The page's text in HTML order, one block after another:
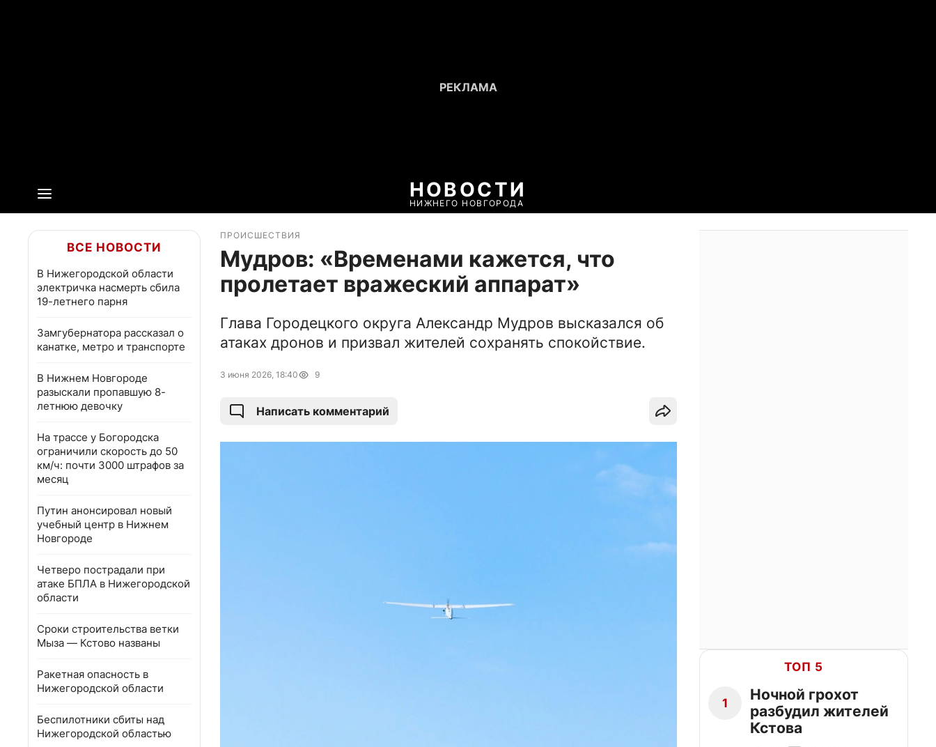
НОВОСТИ
НИЖНЕГО НОВГОРОДА
ВСЕ НОВОСТИ
В Нижегородской области
электричка насмерть сбила
19-летнего парня
Замгубернатора рассказал о
канатке, метро и транспорте
В Нижнем Новгороде
разыскали пропавшую 8-
летнюю девочку
На трассе у Богородска
ограничили скорость до 50
км/ч: почти 3000 штрафов за
месяц
Путин анонсировал новый
учебный центр в Нижнем
Новгороде
Четверо пострадали при
атаке БПЛА в Нижегородской
области
Сроки строительства ветки
Мыза — Кстово названы
Ракетная опасность в
Нижегородской области
Беспилотники сбиты над
Нижегородской областью
ПРОИСШЕСТВИЯ
Мудров: «Временами кажется, что
пролетает вражеский аппарат»
Глава Городецкого округа Александр Мудров высказался об
атаках дронов и призвал жителей сохранять спокойствие.
3 июня 2026, 18:40 9
Написать комментарий
ТОП 5
1
Ночной грохот
разбудил жителей
Кстова